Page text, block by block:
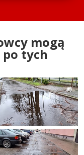
mogą
po tych